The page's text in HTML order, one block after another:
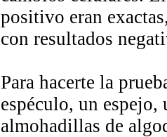
positivo eran
con resultados
Para hacerte la
espéculo, un
almohadillas de